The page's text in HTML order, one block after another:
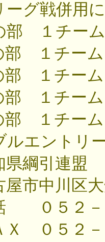
グ戦併用
１チー
ーム
ーム
ーム
チーム
ントリー
県綱引
川区大畑
２－３
５２－３